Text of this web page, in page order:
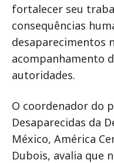
fortalecer seu
consequências
desaparecimentos
acompanhamento
autoridades.
O coordenador do
Desaparecidas da
México, América
Dubois, avalia que